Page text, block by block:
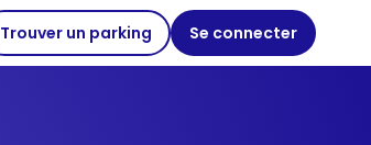
Trouver un parking Se connecter